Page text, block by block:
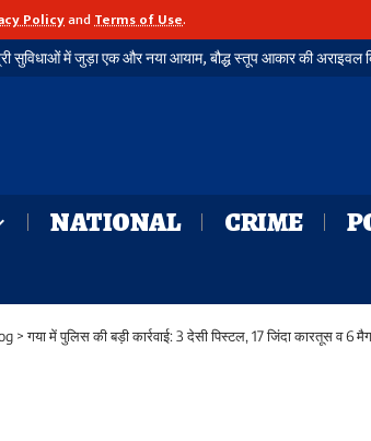
PolicyandTerms of Use.
2026: डीडीयू मंडल ने रचा नया कीर्तिमान, 21 विभागीय शील्ड और
NATIONAL CRIME
>गया में पुलिस की बड़ी कार्रवाई: 3 देसी पिस्टल, 17 जिंदा कारतूस व 6